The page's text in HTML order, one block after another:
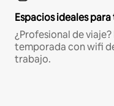
Espacios ideales
¿Profesional de
temporada con wifi
trabajo.